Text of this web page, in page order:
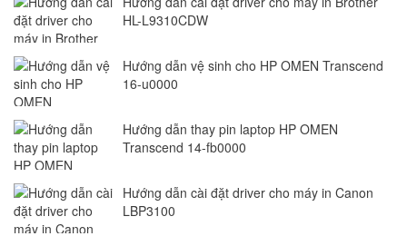
HL-L9310CDW
Hướng dẫn vệ sinh cho HP OMEN Transcend
16-u0000
Hướng dẫn thay pin laptop HP OMEN
Transcend 14-fb0000
Hướng dẫn cài đặt driver cho máy in Canon
LBP3100